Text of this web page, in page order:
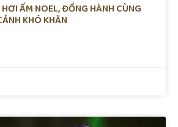
ẤM NOEL, ĐỒNG HÀNH CÙNG
KHÓ KHĂN